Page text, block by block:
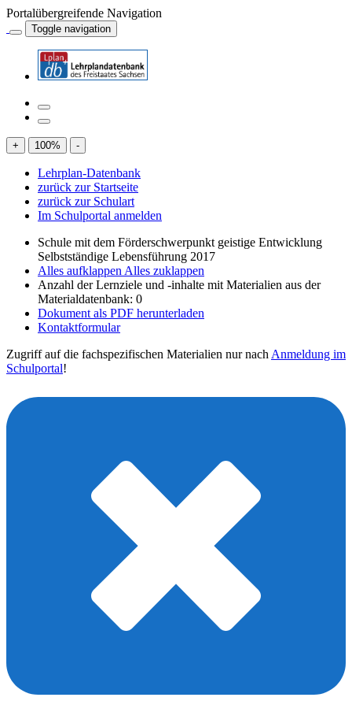
Portalübergreifende Navigation
Toggle navigation
+ 100% -
Lehrplan-Datenbank
zurück zur Startseite
zurück zur Schulart
Im Schulportal anmelden
Schule mit dem Förderschwerpunkt geistige Entwicklung
Selbstständige Lebensführung 2017
Alles aufklappen Alles zuklappen
Anzahl der Lernziele und -inhalte mit Materialien aus der
Materialdatenbank: 0
Dokument als PDF herunterladen
Kontaktformular
Zugriff auf die fachspezifischen Materialien nur nach Anmeldung im
Schulportal!